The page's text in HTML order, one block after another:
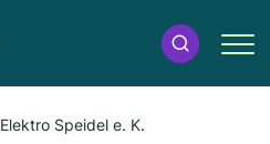
Elektro Speidel e. K.